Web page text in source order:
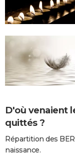
D'où venaient
quittés ?
Répartition des
naissance.